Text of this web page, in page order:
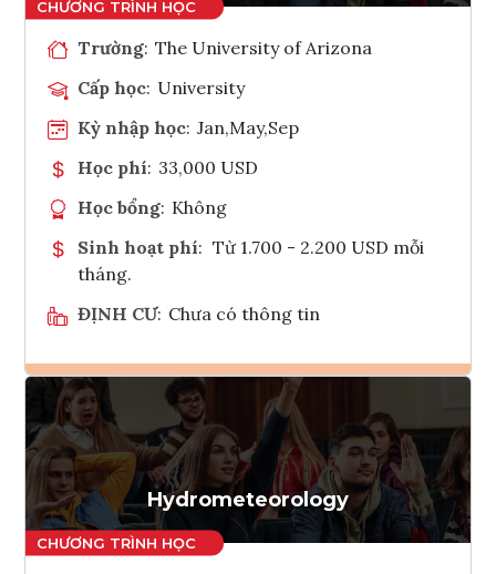
Trường: The University of Arizona
Cấp học: University
Kỳ nhập học: Jan,May,Sep
Học phí: 33,000 USD
Học bổng: Không
Sinh hoạt phí: Từ 1.700 - 2.200 USD mỗi
tháng.
ĐỊNH CƯ: Chưa có thông tin
Ghi danh
Tham vấn Interlink
Hydrometeorology